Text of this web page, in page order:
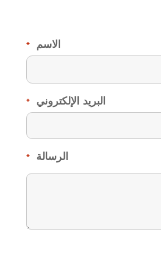
الاسم *
البريد الإلكتروني *
الرسالة *